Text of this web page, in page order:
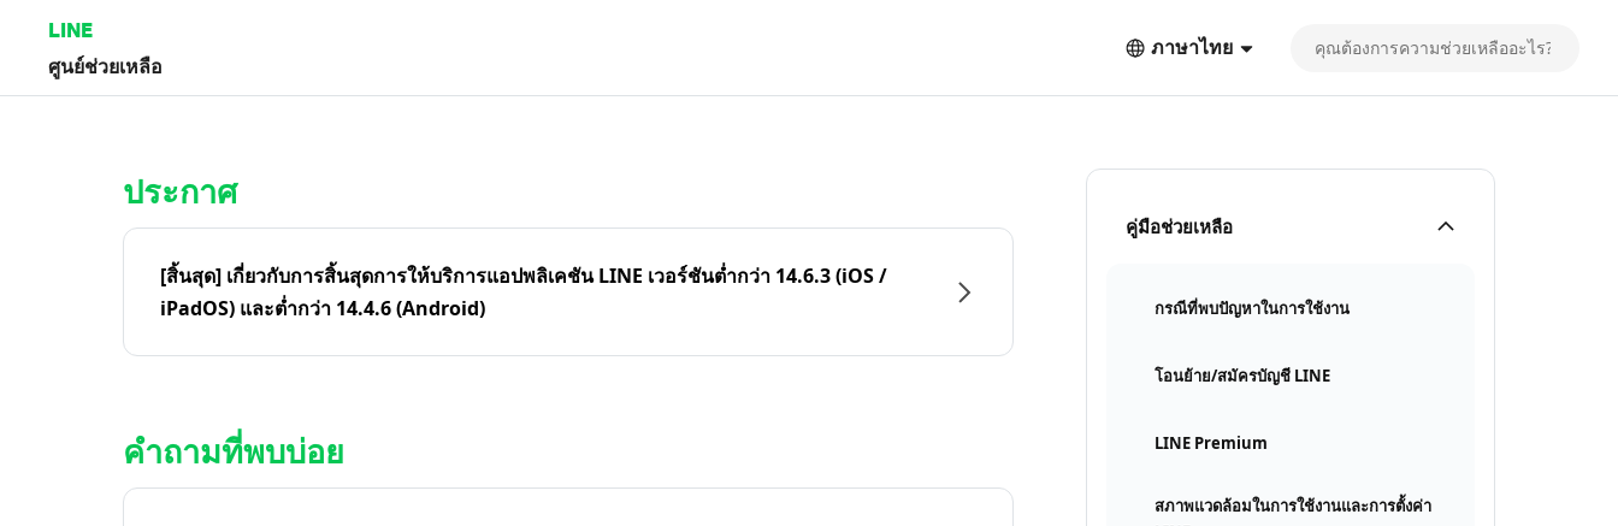
LINE
ศูนย์ช่วยเหลือ
ภาษาไทย
คู่มือช่วยเหลือ
กรณีที่พบปัญหาในการใช้งาน
โอนย้าย/สมัครบัญชี LINE
LINE Premium
สภาพแวดล้อมในการใช้งานและการตั้งค่า
ประกาศ
[สิ้นสุด] เกี่ยวกับการสิ้นสุดการให้บริการแอปพลิเคชัน LINE เวอร์ชันต่ำกว่า 14.6.3 (iOS /
iPadOS) และต่ำกว่า 14.4.6 (Android)
คำถามที่พบบ่อย